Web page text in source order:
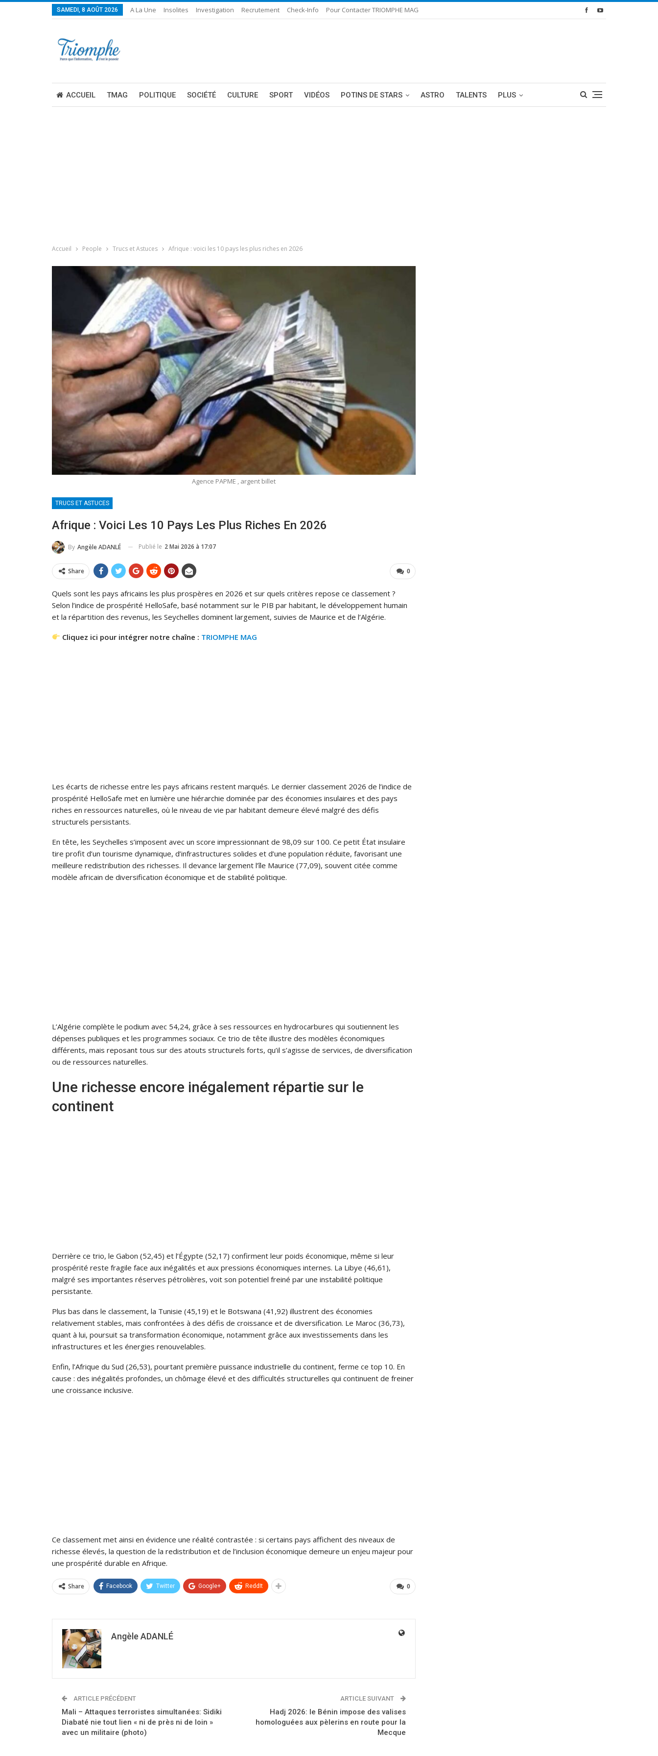
SAMEDI, 8 AOÛT 2026 A La Une Insolites Investigation Recrutement Check-Info Pour Contacter TRIOMPHE MAG
ACCUEIL TMAG POLITIQUE SOCIÉTÉ CULTURE SPORT VIDÉOS POTINS DE STARS ASTRO TALENTS PLUS
Accueil People Trucs et Astuces Afrique : voici les 10 pays les plus riches en 2026
Agence PAPME , argent billet
TRUCS ET ASTUCES
Afrique : Voici Les 10 Pays Les Plus Riches En 2026
By Angèle ADANLÉ Publié le 2 Mai 2026 à 17:07
0
Share
Quels sont les pays africains les plus prospères en 2026 et sur quels critères repose ce classement ?
Selon l’indice de prospérité HelloSafe, basé notamment sur le PIB par habitant, le développement humain
et la répartition des revenus, les Seychelles dominent largement, suivies de Maurice et de l’Algérie.
Cliquez ici pour intégrer notre chaîne : TRIOMPHE MAG
Les écarts de richesse entre les pays africains restent marqués. Le dernier classement 2026 de l’indice de
prospérité HelloSafe met en lumière une hiérarchie dominée par des économies insulaires et des pays
riches en ressources naturelles, où le niveau de vie par habitant demeure élevé malgré des défis
structurels persistants.
En tête, les Seychelles s’imposent avec un score impressionnant de 98,09 sur 100. Ce petit État insulaire
tire profit d’un tourisme dynamique, d’infrastructures solides et d’une population réduite, favorisant une
meilleure redistribution des richesses. Il devance largement l’île Maurice (77,09), souvent citée comme
modèle africain de diversification économique et de stabilité politique.
L’Algérie complète le podium avec 54,24, grâce à ses ressources en hydrocarbures qui soutiennent les
dépenses publiques et les programmes sociaux. Ce trio de tête illustre des modèles économiques
différents, mais reposant tous sur des atouts structurels forts, qu’il s’agisse de services, de diversification
ou de ressources naturelles.
Une richesse encore inégalement répartie sur le
continent
Derrière ce trio, le Gabon (52,45) et l’Égypte (52,17) confirment leur poids économique, même si leur
prospérité reste fragile face aux inégalités et aux pressions économiques internes. La Libye (46,61),
malgré ses importantes réserves pétrolières, voit son potentiel freiné par une instabilité politique
persistante.
Plus bas dans le classement, la Tunisie (45,19) et le Botswana (41,92) illustrent des économies
relativement stables, mais confrontées à des défis de croissance et de diversification. Le Maroc (36,73),
quant à lui, poursuit sa transformation économique, notamment grâce aux investissements dans les
infrastructures et les énergies renouvelables.
Enfin, l’Afrique du Sud (26,53), pourtant première puissance industrielle du continent, ferme ce top 10. En
cause : des inégalités profondes, un chômage élevé et des difficultés structurelles qui continuent de freiner
une croissance inclusive.
Ce classement met ainsi en évidence une réalité contrastée : si certains pays affichent des niveaux de
richesse élevés, la question de la redistribution et de l’inclusion économique demeure un enjeu majeur pour
une prospérité durable en Afrique.
0
Share Facebook Twitter Google+ ReddIt
Angèle ADANLÉ
ARTICLE PRÉCÉDENT
Mali – Attaques terroristes simultanées: Sidiki
Diabaté nie tout lien « ni de près ni de loin »
avec un militaire (photo)
ARTICLE SUIVANT
Hadj 2026: le Bénin impose des valises
homologuées aux pèlerins en route pour la
Mecque